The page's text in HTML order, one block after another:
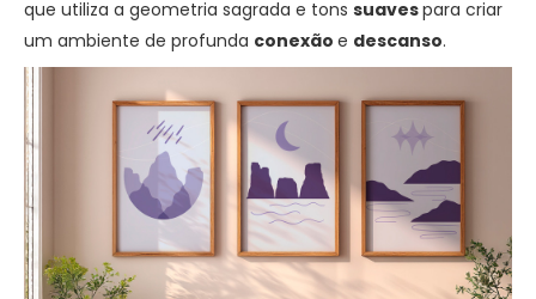
que utiliza a geometria sagrada e tons suavespara criar
um ambiente de profunda conexão e descanso.